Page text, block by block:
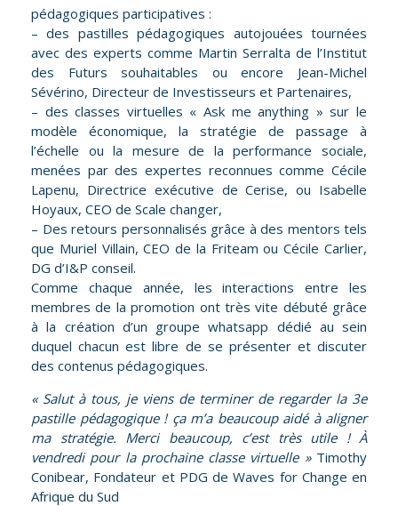
pédagogiques participatives :
– des pastilles pédagogiques autojouées tournées
avec des experts comme Martin Serralta de l’Institut
des Futurs souhaitables ou encore Jean-Michel
Sévérino, Directeur de Investisseurs et Partenaires,
– des classes virtuelles « Ask me anything » sur le
modèle économique, la stratégie de passage à
l’échelle ou la mesure de la performance sociale,
menées par des expertes reconnues comme Cécile
Lapenu, Directrice exécutive de Cerise, ou Isabelle
Hoyaux, CEO de Scale changer,
– Des retours personnalisés grâce à des mentors tels
que Muriel Villain, CEO de la Friteam ou Cécile Carlier,
DG d’I&P conseil.
Comme chaque année, les interactions entre les
membres de la promotion ont très vite débuté grâce
à la création d’un groupe whatsapp dédié au sein
duquel chacun est libre de se présenter et discuter
des contenus pédagogiques.
« Salut à tous, je viens de terminer de regarder la 3e
pastille pédagogique ! ça m’a beaucoup aidé à aligner
ma stratégie. Merci beaucoup, c’est très utile ! À
vendredi pour la prochaine classe virtuelle »Timothy
Conibear, Fondateur et PDG de Waves for Change en
Afrique du Sud